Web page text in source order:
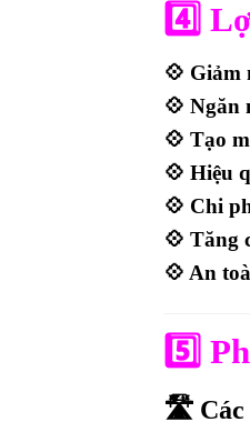
4️⃣
💠 Giảm
💠 Ngăn
💠 Tạo
💠 Hiệu
💠 Chi
💠 Tăng
💠 An
5️⃣
🛣